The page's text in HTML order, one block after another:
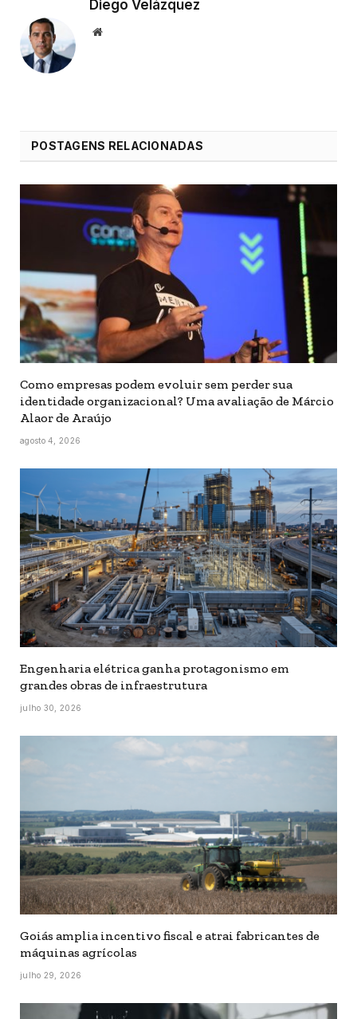
Diego Velázquez
Website
POSTAGENS RELACIONADAS
Como empresas podem evoluir sem perder sua
identidade organizacional? Uma avaliação de Márcio
Alaor de Araújo
agosto 4, 2026
Engenharia elétrica ganha protagonismo em
grandes obras de infraestrutura
julho 30, 2026
Goiás amplia incentivo fiscal e atrai fabricantes de
máquinas agrícolas
julho 29, 2026